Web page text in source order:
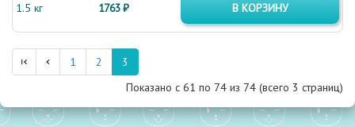
1.5 кг 1763 ₽ В КОРЗИНУ
1 2
3
Показано с 61 по 74 из 74 (всего 3 страниц)